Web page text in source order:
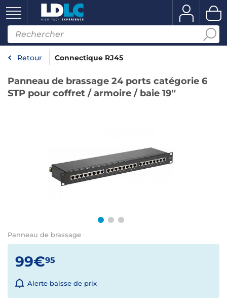
Retour Connectique RJ45
Panneau de brassage 24 ports catégorie 6
STP pour coffret / armoire / baie 19''
Panneau de brassage
99€95
Alerte baisse de prix